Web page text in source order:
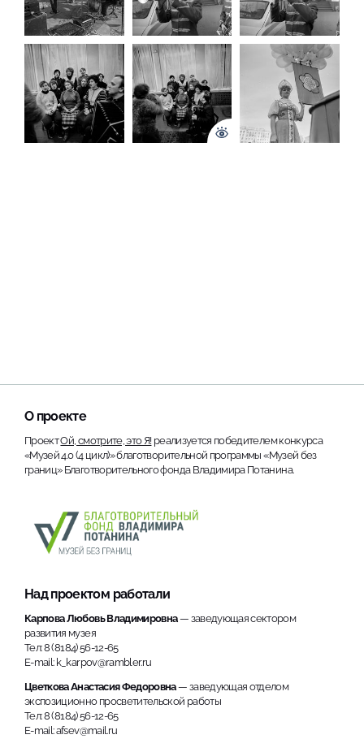
О проекте
ПроектОй, смотрите, это Я! реализуется победителем конкурса
«Музей 4.0 (4 цикл)» благотворительной программы «Музей без
границ» Благотворительного фонда Владимира Потанина.
Над проектом работали
Карпова Любовь Владимировна— заведующая сектором
развития музея
Тел: 8 (8184) 56-12-65
E-mail: k_karpov@rambler.ru
Цветкова Анастасия Федоровна— заведующая отделом
экспозиционно просветительской работы
Тел: 8 (8184) 56-12-65
E-mail: afsev@mail.ru